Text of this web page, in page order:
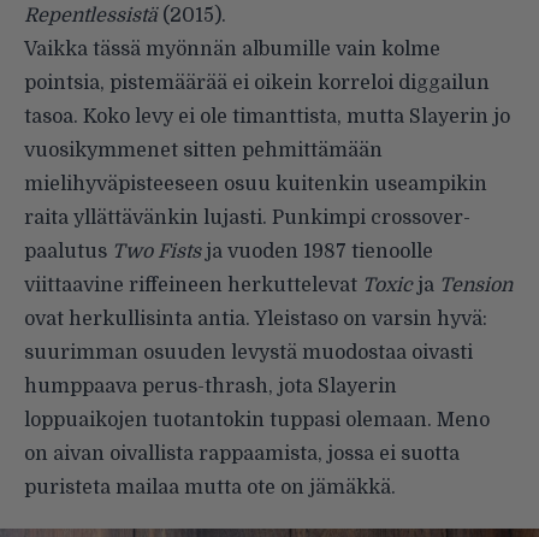
Repentlessistä (2015).
Vaikka tässä myönnän albumille vain kolme
pointsia, pistemäärää ei oikein korreloi diggailun
tasoa. Koko levy ei ole timanttista, mutta Slayerin jo
vuosikymmenet sitten pehmittämään
mielihyväpisteeseen osuu kuitenkin useampikin
raita yllättävänkin lujasti. Punkimpi crossover-
paalutus Two Fists ja vuoden 1987 tienoolle
viittaavine riffeineen herkuttelevat Toxic ja Tension
ovat herkullisinta antia. Yleistaso on varsin hyvä:
suurimman osuuden levystä muodostaa oivasti
humppaava perus-thrash, jota Slayerin
loppuaikojen tuotantokin tuppasi olemaan. Meno
on aivan oivallista rappaamista, jossa ei suotta
puristeta mailaa mutta ote on jämäkkä.